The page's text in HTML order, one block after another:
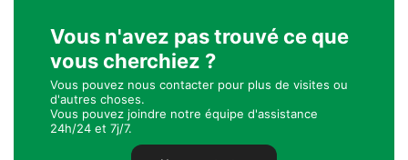
Vous n'avez pas trouvé ce que
vous cherchiez ?
Vous pouvez nous contacter pour plus de visites ou
d'autres choses.
Vous pouvez joindre notre équipe d'assistance
24h/24 et 7j/7.